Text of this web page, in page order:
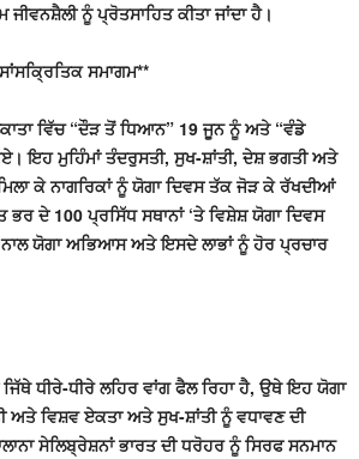
ਨੂੰ ਪ੍ਰੋਤਸਾਹਿਤ ਕੀਤਾ ਜਾਂਦਾ ਹੈ।
ਸਮਾਗਮ**
ਵਿੱਚ “ਦੌੜ ਤੋਂ ਧਿਆਨ” 19 ਜੂਨ ਨੂੰ ਅਤੇ “ਵੰਡੇ
ਇਹ ਮੁਹਿੰਮਾਂ ਤੰਦਰੁਸਤੀ, ਸੁਖ-ਸ਼ਾਂਤੀ, ਦੇਸ਼ ਭਗਤੀ ਅਤੇ
ਕੇ ਨਾਗਰਿਕਾਂ ਨੂੰ ਯੋਗਾ ਦਿਵਸ ਤੱਕ ਜੋੜ ਕੇ ਰੱਖਦੀਆਂ
ਭਰ ਦੇ 100 ਪ੍ਰਸਿੱਧ ਸਥਾਨਾਂ ‘ਤੇ ਵਿਸ਼ੇਸ਼ ਯੋਗਾ ਦਿਵਸ
ਯੋਗਾ ਅਭਿਆਸ ਅਤੇ ਇਸਦੇ ਲਾਭਾਂ ਨੂੰ ਹੋਰ ਪ੍ਰਚਾਰ
ਧੀਰੇ-ਧੀਰੇ ਲਹਿਰ ਵਾਂਗ ਫੈਲ ਰਿਹਾ ਹੈ, ਉਥੇ ਇਹ ਯੋਗਾ
ਅਤੇ ਵਿਸ਼ਵ ਏਕਤਾ ਅਤੇ ਸੁਖ-ਸ਼ਾਂਤੀ ਨੂੰ ਵਧਾਵਣ ਦੀ
ਸੇਲਿਬ੍ਰੇਸ਼ਨਾਂ ਭਾਰਤ ਦੀ ਧਰੋਹਰ ਨੂੰ ਸਿਰਫ ਸਨਮਾਨ